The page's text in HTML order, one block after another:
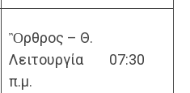
Ὂρθρος – Θ.
Λειτουργία 07:30
π.μ.